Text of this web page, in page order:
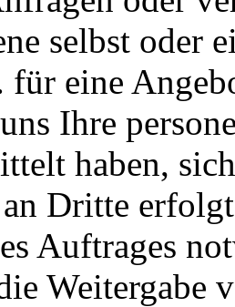
selbst oder
eine
Ihre
haben,
an Dritte
Auftrages
Weitergabe